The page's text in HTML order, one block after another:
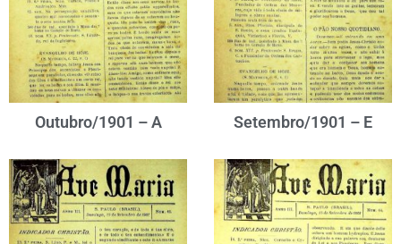
Outubro/1901 – A Setembro/1901 – E